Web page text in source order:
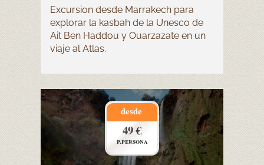
Excursion desde Marrakech para
explorar la kasbah de la Unesco de
Ait Ben Haddou y Ouarzazate en un
viaje al Atlas.
desde
49 €
p.persona